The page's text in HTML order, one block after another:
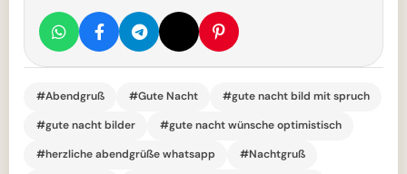
#Abendgruß #Gute Nacht
#gute nacht bild mit spruch
#gute nacht bilder
#gute nacht wünsche optimistisch
#herzliche abendgrüße whatsapp
#Nachtgruß